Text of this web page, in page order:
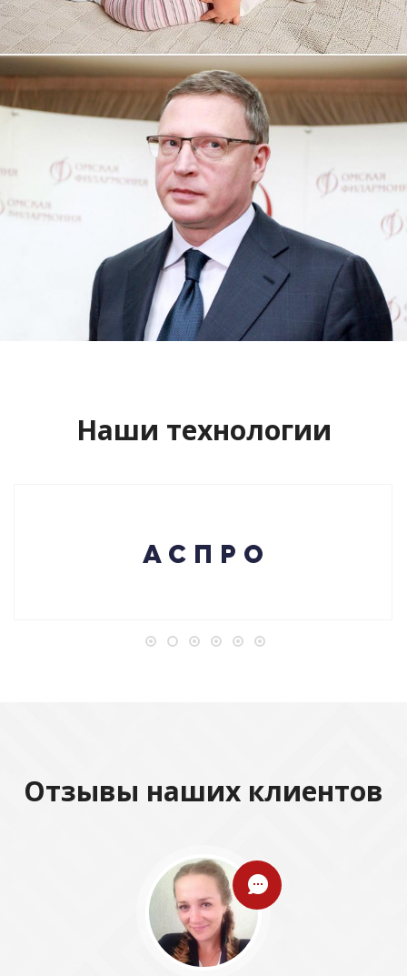
Сайт кандидата в губернаторы
Буркова Александра Леонидовича
Смотреть проект
Наши технологии
Отзывы наших клиентов